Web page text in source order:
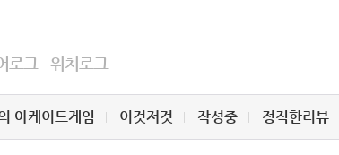
로그 위치로그
아케이드게임 이것저것 작성중 정직한리뷰